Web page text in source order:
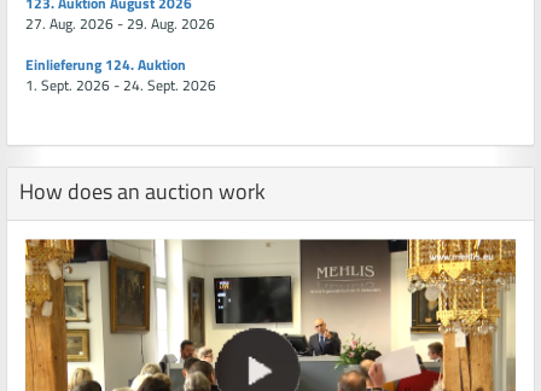
27. Aug. 2026 - 29. Aug. 2026
Einlieferung 124. Auktion
1. Sept. 2026 - 24. Sept. 2026
How does an auction work